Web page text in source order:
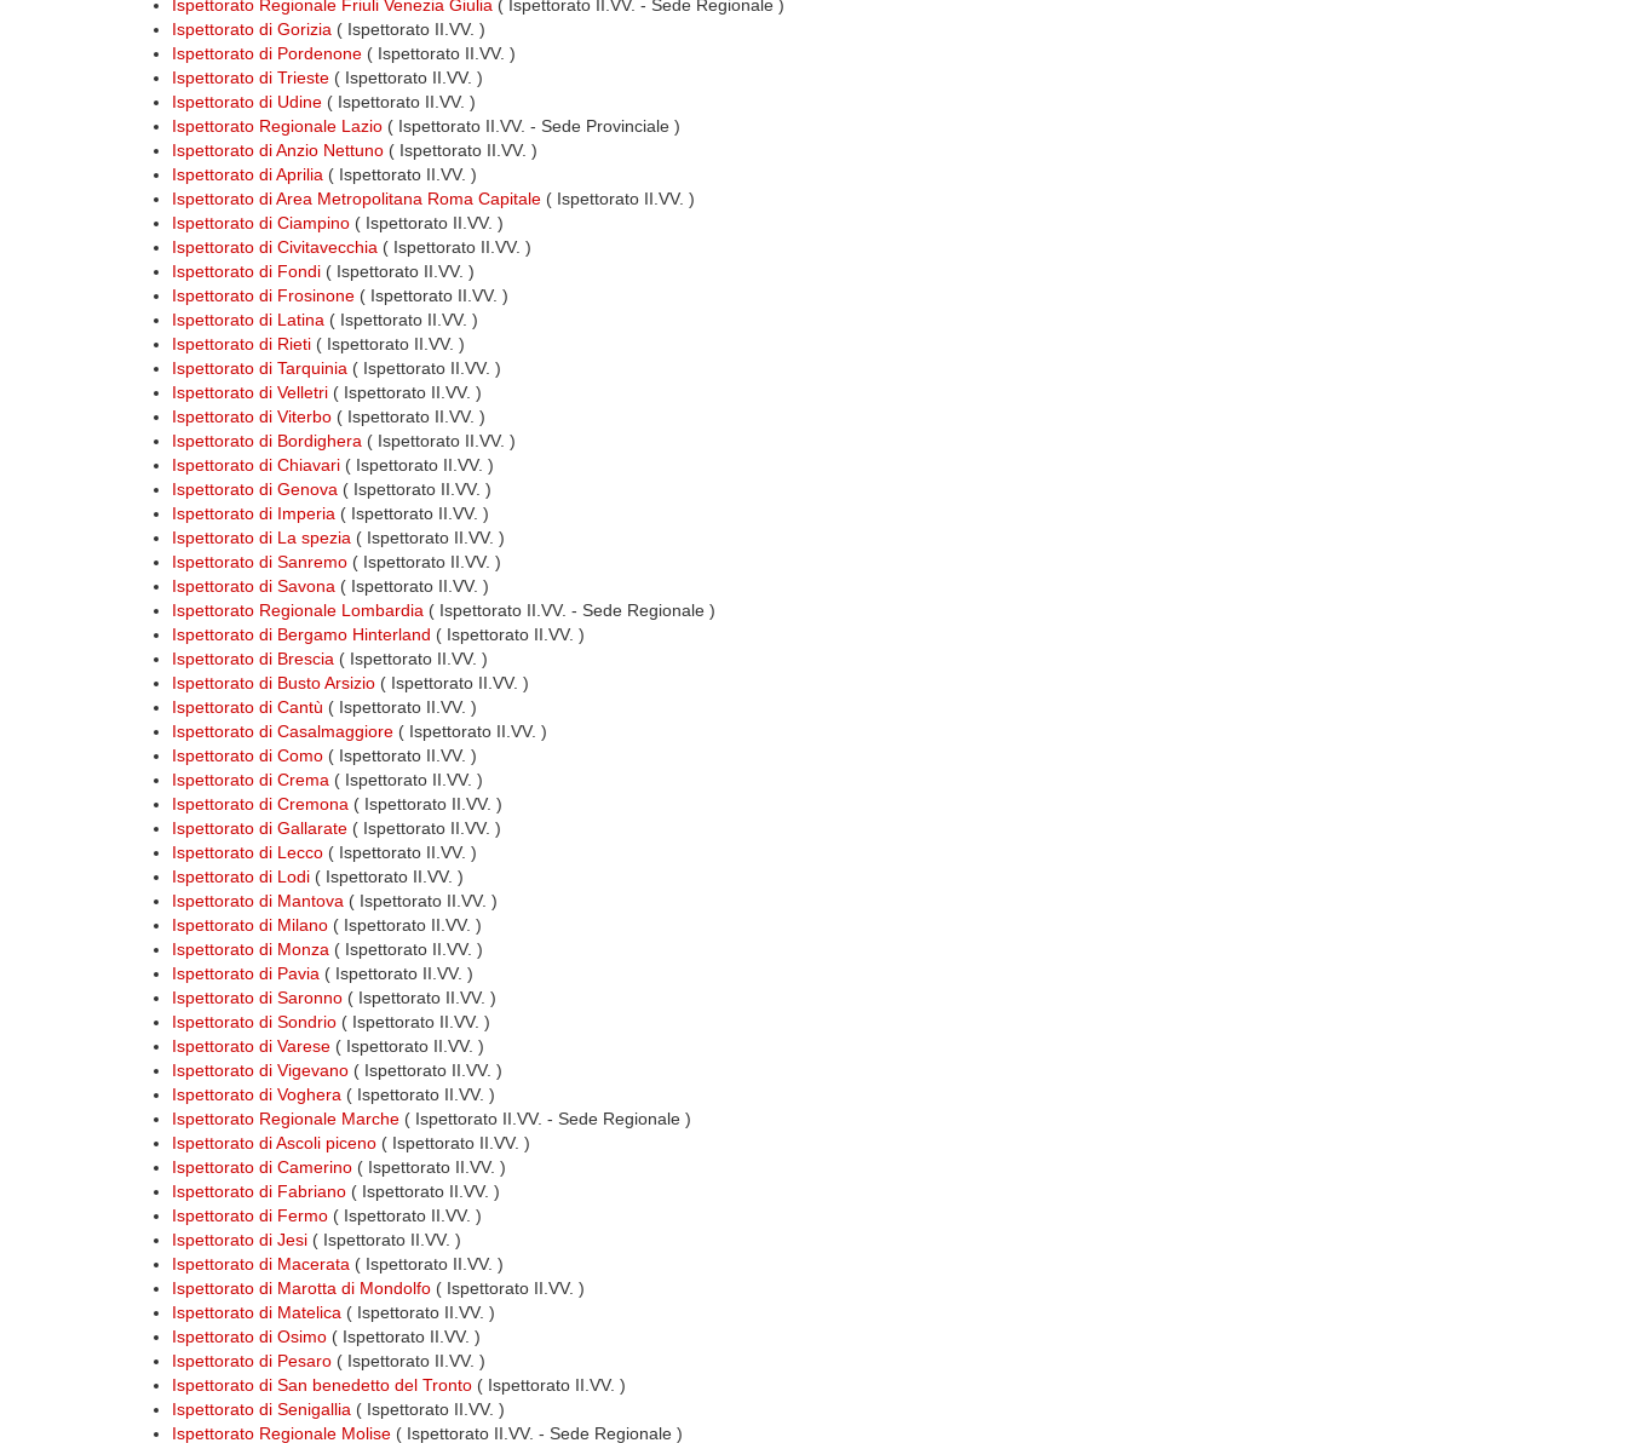
Ispettorato Regionale Friuli Venezia Giulia ( Ispettorato II.VV. - Sede Regionale )
Ispettorato di Gorizia ( Ispettorato II.VV. )
Ispettorato di Pordenone ( Ispettorato II.VV. )
Ispettorato di Trieste ( Ispettorato II.VV. )
Ispettorato di Udine ( Ispettorato II.VV. )
Ispettorato Regionale Lazio ( Ispettorato II.VV. - Sede Provinciale )
Ispettorato di Anzio Nettuno ( Ispettorato II.VV. )
Ispettorato di Aprilia ( Ispettorato II.VV. )
Ispettorato di Area Metropolitana Roma Capitale ( Ispettorato II.VV. )
Ispettorato di Ciampino ( Ispettorato II.VV. )
Ispettorato di Civitavecchia ( Ispettorato II.VV. )
Ispettorato di Fondi ( Ispettorato II.VV. )
Ispettorato di Frosinone ( Ispettorato II.VV. )
Ispettorato di Latina ( Ispettorato II.VV. )
Ispettorato di Rieti ( Ispettorato II.VV. )
Ispettorato di Tarquinia ( Ispettorato II.VV. )
Ispettorato di Velletri ( Ispettorato II.VV. )
Ispettorato di Viterbo ( Ispettorato II.VV. )
Ispettorato di Bordighera ( Ispettorato II.VV. )
Ispettorato di Chiavari ( Ispettorato II.VV. )
Ispettorato di Genova ( Ispettorato II.VV. )
Ispettorato di Imperia ( Ispettorato II.VV. )
Ispettorato di La spezia ( Ispettorato II.VV. )
Ispettorato di Sanremo ( Ispettorato II.VV. )
Ispettorato di Savona ( Ispettorato II.VV. )
Ispettorato Regionale Lombardia ( Ispettorato II.VV. - Sede Regionale )
Ispettorato di Bergamo Hinterland ( Ispettorato II.VV. )
Ispettorato di Brescia ( Ispettorato II.VV. )
Ispettorato di Busto Arsizio ( Ispettorato II.VV. )
Ispettorato di Cantù ( Ispettorato II.VV. )
Ispettorato di Casalmaggiore ( Ispettorato II.VV. )
Ispettorato di Como ( Ispettorato II.VV. )
Ispettorato di Crema ( Ispettorato II.VV. )
Ispettorato di Cremona ( Ispettorato II.VV. )
Ispettorato di Gallarate ( Ispettorato II.VV. )
Ispettorato di Lecco ( Ispettorato II.VV. )
Ispettorato di Lodi ( Ispettorato II.VV. )
Ispettorato di Mantova ( Ispettorato II.VV. )
Ispettorato di Milano ( Ispettorato II.VV. )
Ispettorato di Monza ( Ispettorato II.VV. )
Ispettorato di Pavia ( Ispettorato II.VV. )
Ispettorato di Saronno ( Ispettorato II.VV. )
Ispettorato di Sondrio ( Ispettorato II.VV. )
Ispettorato di Varese ( Ispettorato II.VV. )
Ispettorato di Vigevano ( Ispettorato II.VV. )
Ispettorato di Voghera ( Ispettorato II.VV. )
Ispettorato Regionale Marche ( Ispettorato II.VV. - Sede Regionale )
Ispettorato di Ascoli piceno ( Ispettorato II.VV. )
Ispettorato di Camerino ( Ispettorato II.VV. )
Ispettorato di Fabriano ( Ispettorato II.VV. )
Ispettorato di Fermo ( Ispettorato II.VV. )
Ispettorato di Jesi ( Ispettorato II.VV. )
Ispettorato di Macerata ( Ispettorato II.VV. )
Ispettorato di Marotta di Mondolfo ( Ispettorato II.VV. )
Ispettorato di Matelica ( Ispettorato II.VV. )
Ispettorato di Osimo ( Ispettorato II.VV. )
Ispettorato di Pesaro ( Ispettorato II.VV. )
Ispettorato di San benedetto del Tronto ( Ispettorato II.VV. )
Ispettorato di Senigallia ( Ispettorato II.VV. )
Ispettorato Regionale Molise ( Ispettorato II.VV. - Sede Regionale )